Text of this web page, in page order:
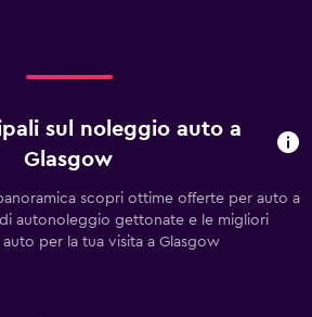
sul noleggio auto a
Glasgow
scopri ottime offerte per auto a
autonoleggio gettonate e le migliori
per la tua visita a Glasgow